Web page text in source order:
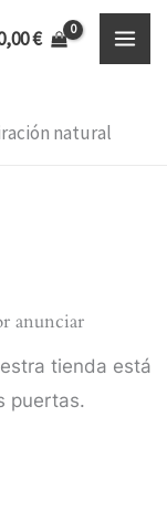
€
hechos a mano
natural
anunciar
tienda está
puertas.